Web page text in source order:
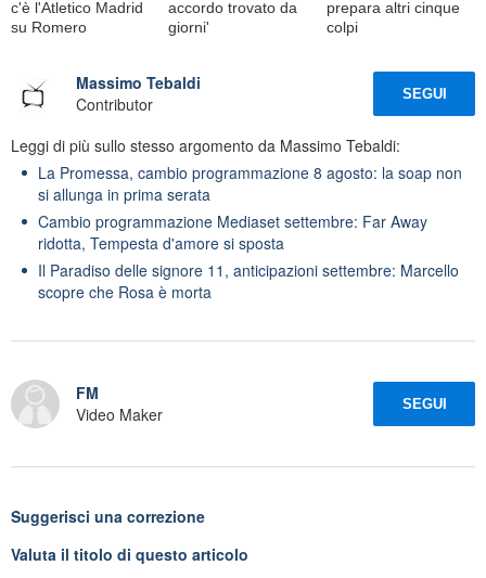
c'è l'Atletico Madrid
su Romero
accordo trovato da
giorni'
prepara altri cinque
colpi
Massimo Tebaldi
Contributor
SEGUI
Leggi di più sullo stesso argomento da Massimo Tebaldi:
La Promessa, cambio programmazione 8 agosto: la soap non
si allunga in prima serata
Cambio programmazione Mediaset settembre: Far Away
ridotta, Tempesta d'amore si sposta
Il Paradiso delle signore 11, anticipazioni settembre: Marcello
scopre che Rosa è morta
FM
Video Maker
SEGUI
Suggerisci una correzione
Valuta il titolo di questo articolo